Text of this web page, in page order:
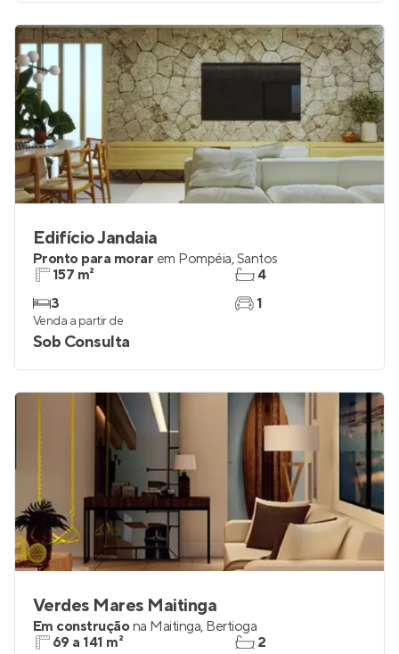
Edifício Jandaia
Pronto para morar em Pompéia,Santos
157 m²
3
4
1
Venda a partir de
Sob Consulta
Verdes Mares Maitinga
Em construçãona Maitinga, Bertioga
69 a 141 m²
2